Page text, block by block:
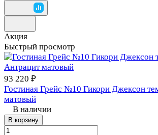
Акция
Быстрый просмотр
93 220 ₽
Гостиная Грейс №10 Гикори Джексон
матовый
В наличии
В корзину